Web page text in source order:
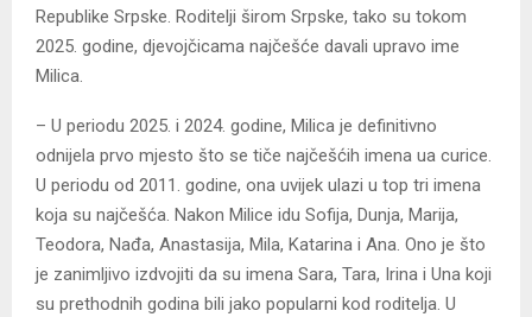
Republike Srpske. Roditelji širom Srpske, tako su tokom
2025. godine, djevojčicama najčešće davali upravo ime
Milica.
– U periodu 2025. i 2024. godine, Milica je definitivno
odnijela prvo mjesto što se tiče najčešćih imena ua curice.
U periodu od 2011. godine, ona uvijek ulazi u top tri imena
koja su najčešća. Nakon Milice idu Sofija, Dunja, Marija,
Teodora, Nađa, Anastasija, Mila, Katarina i Ana. Ono je što
je zanimljivo izdvojiti da su imena Sara, Tara, Irina i Una koji
su prethodnih godina bili jako popularni kod roditelja. U